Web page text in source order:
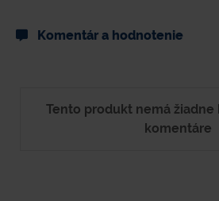
Komentár a hodnotenie
Tento produkt nemá
komentáre